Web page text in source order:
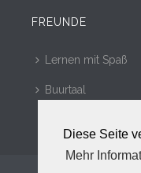
Diese Seite
Mehr
FREUNDE
Lernen mit Spaß
Buurtaal